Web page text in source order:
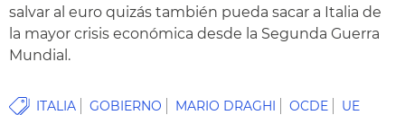
salvar al euro quizás también pueda sacar a Italia de
la mayor crisis económica desde la Segunda Guerra
Mundial.
ITALIA GOBIERNO MARIO DRAGHI OCDE UE